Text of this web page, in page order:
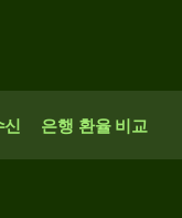
신 은행 환율 비교